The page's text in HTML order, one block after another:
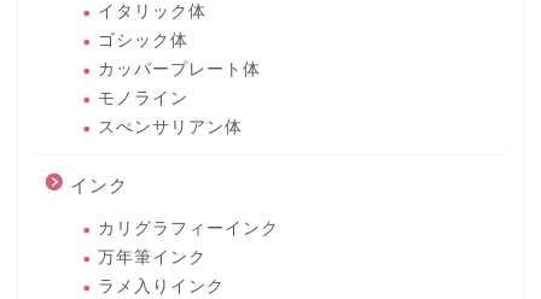
イタリック体
ゴシック体
カッパープレート体
モノライン
スぺンサリアン体
インク
カリグラフィーインク
万年筆インク
ラメ入りインク